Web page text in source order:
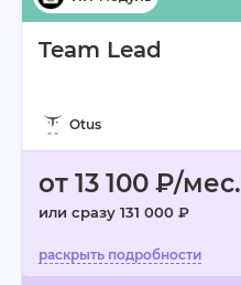
Team Lead
Otus
от 13 100 ₽/мес.
или сразу 131 000 ₽